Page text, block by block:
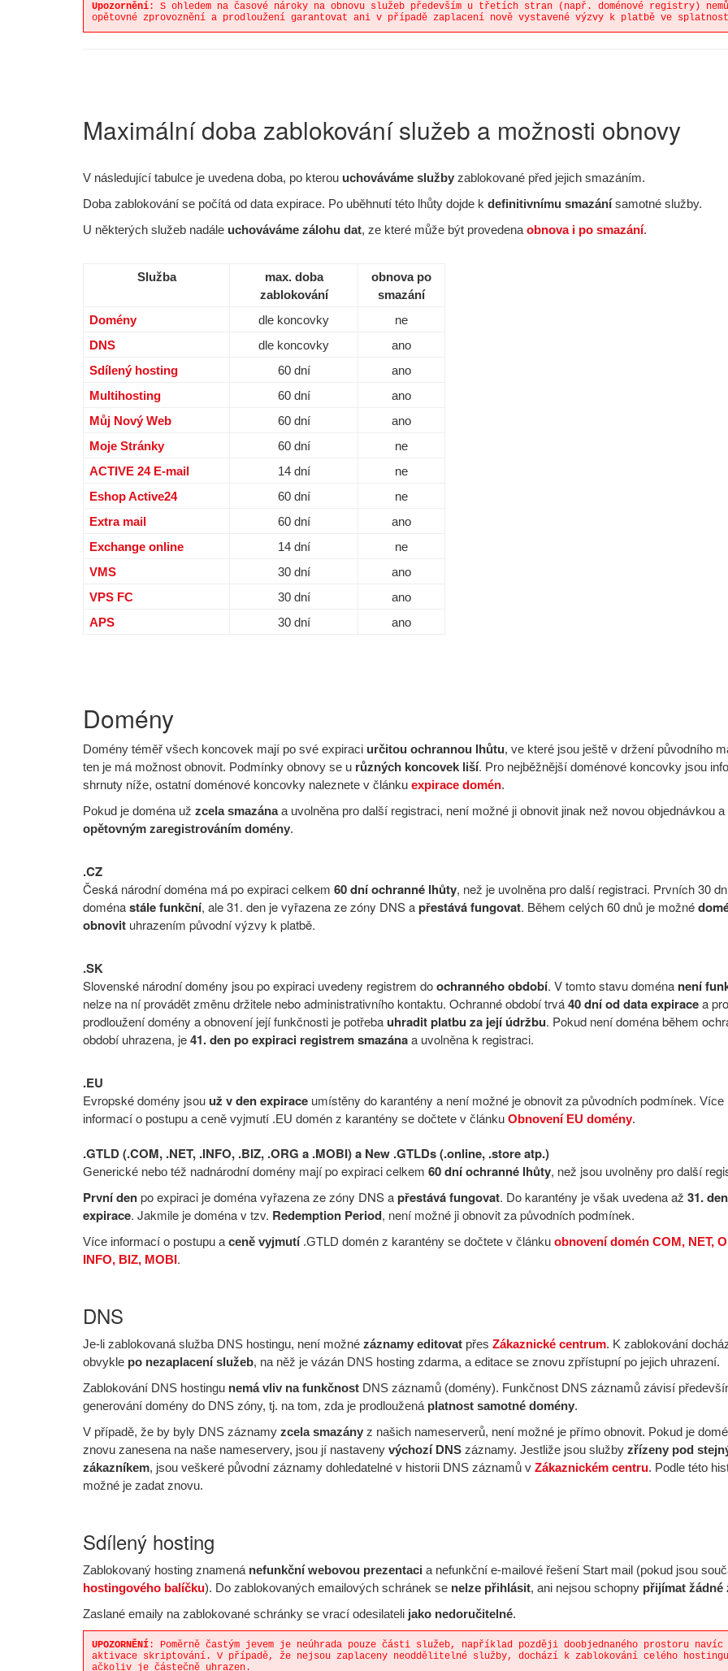
Upozornění : S ohledem na časové nároky na obnovu služeb především u třetích stran (např. doménové registry)
opětovné zprovoznění a prodloužení garantovat ani v případě zaplacení nově vystavené výzvy k platbě ve
Maximální doba zablokování služeb a možnosti obnovy
V následující tabulce je uvedena doba, po kterou uchováváme služby zablokované před jejich smazáním.
Doba zablokování se počítá od data expirace. Po uběhnutí této lhůty dojde k definitivnímu smazánísamotné služby.
U některých služeb nadále uchováváme zálohu dat, ze které může být provedena obnova i po smazání.
Služba
max. doba
zablokování
obnova po
smazání
Domény
dle koncovky
ne
DNS
dle koncovky
ano
Sdílený hosting
60 dní
ano
Multihosting
60 dní
ano
Můj Nový Web
60 dní
ano
Moje Stránky
60 dní
ne
ACTIVE 24 E-mail
14 dní
ne
Eshop Active24
60 dní
ne
Extra mail
60 dní
ano
Exchange online
14 dní
ne
VMS
30 dní
ano
VPS FC
30 dní
ano
APS
30 dní ano
Domény
Domény téměř všech koncovek mají po své expiraci určitou ochrannou lhůtu, ve které jsou ještě v držení původního
ten je má možnost obnovit. Podmínky obnovy se u různých koncovek liší. Pro nejběžnější doménové koncovky jsou
shrnuty níže, ostatní doménové koncovky naleznete v článku expirace domén.
Pokud je doména už zcela smazánaa uvolněna pro další registraci, není možné ji obnovit jinak než novou objednávkou a
opětovným zaregistrováním domény.
.CZ
Česká národní doména má po expiraci celkem 60 dní ochranné lhůty, než je uvolněna pro další registraci. Prvních 30
doménastále funkční, ale 31. den je vyřazena ze zóny DNS apřestává fungovat. Během celých 60 dnů je možné
obnovit uhrazením původní výzvy k platbě.
.SK
Slovenské národní domény jsou po expiraci uvedeny registrem doochranného období. V tomto stavu doména není
nelze na ní provádět změnu držitele nebo administrativního kontaktu. Ochranné období trvá40 dní od data expiracea pro
prodloužení domény a obnovení její funkčnosti je potřebauhradit platbu za její údržbu. Pokud není doména během
období uhrazena, je41. den po expiraci registrem smazánaa uvolněna k registraci.
.EU
Evropské domény jsouuž v den expirace umístěny do karantény a není možné je obnovit za původních podmínek. Více
informací o postupu a ceně vyjmutí .EU domén z karantény se dočtete v článku Obnovení EU domény.
.GTLD (.COM, .NET, .INFO, .BIZ, .ORG a .MOBI) a New .GTLDs (.online, .store atp.)
Generické nebo též nadnárodní domény mají po expiraci celkem 60 dní ochranné lhůty, než jsou uvolněny pro další
Prvnídenpo expiraci je doména vyřazena ze zóny DNS apřestává fungovat. Do karantény je však uvedena až 31.
expirace. Jakmile je doména v tzv. Redemption Period, není možné ji obnovit za původních podmínek.
Více informací o postupu a ceně vyjmutí.GTLD domén z karantény se dočtete v článku obnovení domén COM, NET,
INFO, BIZ, MOBI.
DNS
Je-li zablokovaná služba DNS hostingu, není možné záznamy editovat přes Zákaznické centrum. K zablokování
obvykle po nezaplacení služeb, na něž je vázán DNS hosting zdarma, a editace se znovu zpřístupní po jejich uhrazení.
Zablokování DNS hostingu nemá vliv na funkčnost DNS záznamů (domény). Funkčnost DNS záznamů závisí
generování domény do DNS zóny, tj. na tom, zda je prodloužená platnost samotné domény.
V případě, že by byly DNS záznamy zcela smazány z našich nameserverů, není možné je přímo obnovit. Pokud je
znovu zanesena na naše nameservery, jsou jí nastaveny výchozí DNS záznamy. Jestliže jsou služby zřízeny pod
zákazníkem, jsou veškeré původní záznamy dohledatelné v historii DNS záznamů v Zákaznickém centru. Podle této
možné je zadat znovu.
Sdílený hosting
Zablokovaný hosting znamená nefunkční webovou prezentaci a nefunkční e-mailové řešení Start mail (pokud jsou
hostingového balíčku). Do zablokovaných emailových schránek se nelze přihlásit, ani nejsou schopny přijímat žádné
Zaslané emaily na zablokované schránky se vrací odesilateli jako nedoručitelné.
UPOZORNĚNÍ : Poměrně častým jevem je neúhrada pouze části služeb, například později doobjednaného prostoru navíc
aktivace skriptování. V případě, že nejsou zaplaceny neoddělitelné služby, dochází k zablokování celého
ačkoliv je částečně uhrazen.